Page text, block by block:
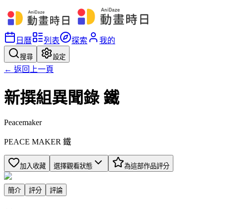
日曆 列表 探索 我的
搜尋 設定
← 返回上一頁
新撰組異聞錄 鐵
Peacemaker
PEACE MAKER 鐵
加入收藏 選擇觀看狀態 為這部作品評分
簡介 評分 評論